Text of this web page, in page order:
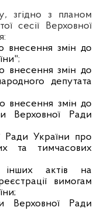
, згідно з планом
сесії Верховної
внесення змін до
";
внесення змін до
депутата
внесення змін до
Верховної Ради
Ради України про
та тимчасових
інших актів на
вимогам
Верховної Ради